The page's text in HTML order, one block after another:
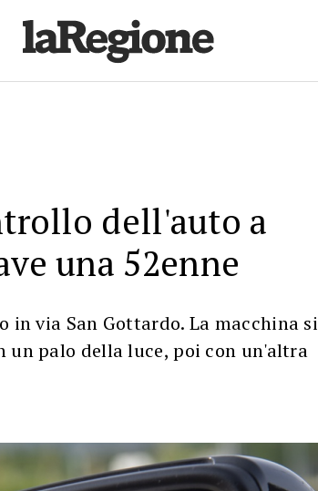
dell'auto a
una 52enne
in via San Gottardo. La macchina si
un palo della luce, poi con un'altra